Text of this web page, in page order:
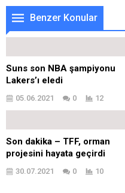
Benzer Konular
Suns son NBA şampiyonu
Lakers’ı eledi
05.06.2021 0 12
Son dakika – TFF, orman
projesini hayata geçirdi
30.07.2021 0 10